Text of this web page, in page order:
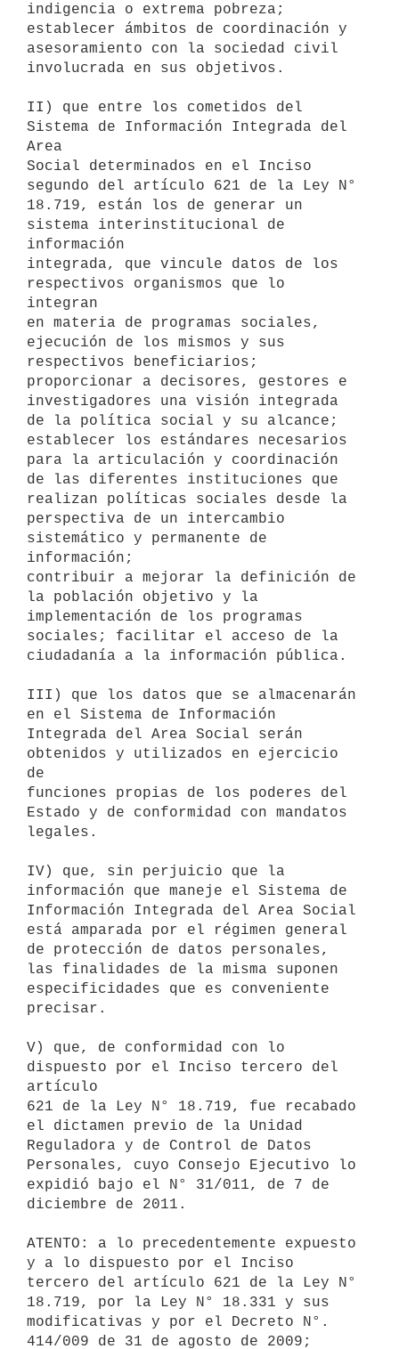
indigencia o extrema pobreza;
establecer ámbitos de coordinación y
asesoramiento con la sociedad civil
involucrada en sus objetivos.
II) que entre los cometidos del
Sistema de Información Integrada del
Area
Social determinados en el Inciso
segundo del artículo 621 de la Ley N°
18.719, están los de generar un
sistema interinstitucional de
información
integrada, que vincule datos de los
respectivos organismos que lo
integran
en materia de programas sociales,
ejecución de los mismos y sus
respectivos beneficiarios;
proporcionar a decisores, gestores e
investigadores una visión integrada
de la política social y su alcance;
establecer los estándares necesarios
para la articulación y coordinación
de las diferentes instituciones que
realizan políticas sociales desde la
perspectiva de un intercambio
sistemático y permanente de
información;
contribuir a mejorar la definición de
la población objetivo y la
implementación de los programas
sociales; facilitar el acceso de la
ciudadanía a la información pública.
III) que los datos que se almacenarán
en el Sistema de Información
Integrada del Area Social serán
obtenidos y utilizados en ejercicio
de
funciones propias de los poderes del
Estado y de conformidad con mandatos
legales.
IV) que, sin perjuicio que la
información que maneje el Sistema de
Información Integrada del Area Social
está amparada por el régimen general
de protección de datos personales,
las finalidades de la misma suponen
especificidades que es conveniente
precisar.
V) que, de conformidad con lo
dispuesto por el Inciso tercero del
artículo
621 de la Ley N° 18.719, fue recabado
el dictamen previo de la Unidad
Reguladora y de Control de Datos
Personales, cuyo Consejo Ejecutivo lo
expidió bajo el N° 31/011, de 7 de
diciembre de 2011.
ATENTO: a lo precedentemente expuesto
y a lo dispuesto por el Inciso
tercero del artículo 621 de la Ley N°
18.719, por la Ley N° 18.331 y sus
modificativas y por el Decreto N°.
414/009 de 31 de agosto de 2009;